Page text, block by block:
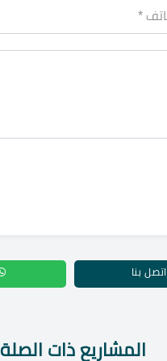
اتصل بنا
المشاريع ذات الصلة